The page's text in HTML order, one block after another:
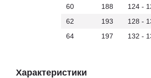
60
188 124 -
62
193 128 -
64
197 132 -
Характеристики